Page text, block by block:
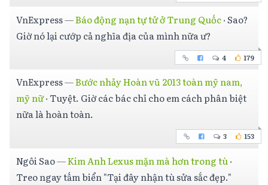
VnExpress—Báo động nạn tự tử ở Trung Quốc·Sao?
Giờ nó lại cướp cả nghĩa địa của mình nữa ư?
4 179
VnExpress—Bước nhảy Hoàn vũ 2013 toàn mỹ nam,
mỹ nữ· Tuyệt. Giờ các bác chỉ cho em cách phân biệt
nữa là hoàn toàn.
3 153
Ngôi Sao—Kim Anh Lexus mặn mà hơn trong tù·
Treo ngay tấm biển "Tại đây nhận tù sửa sắc đẹp."